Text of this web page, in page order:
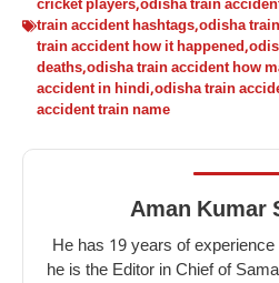
cricket players,odisha train
train accident hashtags,odisha
train accident how it happened,
deaths,odisha train accident how
accident in hindi,odisha train
accident train name
Aman Kumar
He has 19 years of
he is the Editor in Chief of